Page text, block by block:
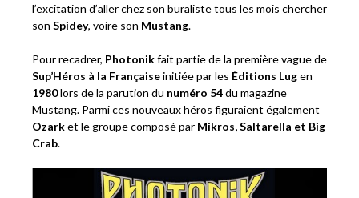
l’excitation d’aller chez son buraliste tous les mois chercher
son Spidey, voire son Mustang.
Pour recadrer, Photonikfait partie de la première vague de
Sup’Héros à la Françaiseinitiée par les Éditions Lugen
1980lors de la parution du numéro 54du magazine
Mustang. Parmi ces nouveaux héros figuraient également
Ozarket le groupe composé par Mikros, Saltarella et Big
Crab.